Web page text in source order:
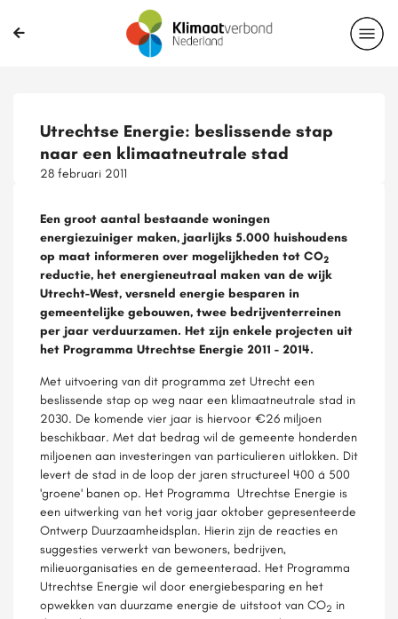
Utrechtse Energie: beslissende stap
naar een klimaatneutrale stad
28 februari 2011
Een groot aantal bestaande woningen
energiezuiniger maken, jaarlijks 5.000 huishoudens
op maat informeren over mogelijkheden tot CO2
reductie, het energieneutraal maken van de wijk
Utrecht-West, versneld energie besparen in
gemeentelijke gebouwen, twee bedrijventerreinen
per jaar verduurzamen. Het zijn enkele projecten uit
het Programma Utrechtse Energie 2011 - 2014.
Met uitvoering van dit programma zet Utrecht een
beslissende stap op weg naar een klimaatneutrale stad in
2030. De komende vier jaar is hiervoor €26 miljoen
beschikbaar. Met dat bedrag wil de gemeente honderden
miljoenen aan investeringen van particulieren uitlokken. Dit
levert de stad in de loop der jaren structureel 400 á 500
'groene' banen op. Het Programma Utrechtse Energie is
een uitwerking van het vorig jaar oktober gepresenteerde
Ontwerp Duurzaamheidsplan. Hierin zijn de reacties en
suggesties verwerkt van bewoners, bedrijven,
milieuorganisaties en de gemeenteraad. Het Programma
Utrechtse Energie wil door energiebesparing en het
opwekken van duurzame energie de uitstoot van CO2 in